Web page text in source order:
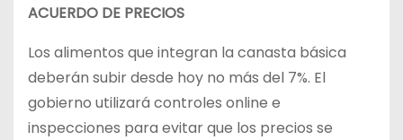
ACUERDO DE PRECIOS
Los alimentos que integran la canasta básica
deberán subir desde hoy no más del 7%. El
gobierno utilizará controles online e
inspecciones para evitar que los precios se